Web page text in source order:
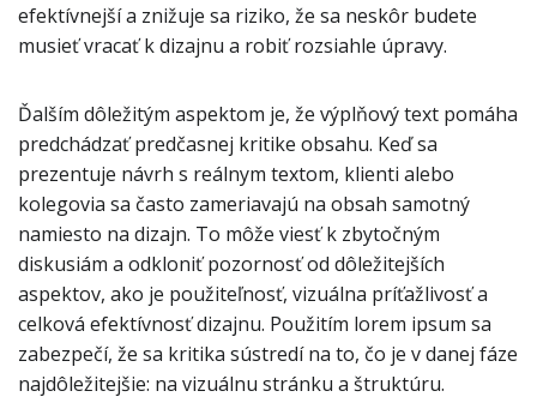
efektívnejší a znižuje sa riziko, že sa neskôr budete
musieť vracať k dizajnu a robiť rozsiahle úpravy.
Ďalším dôležitým aspektom je, že výplňový text pomáha
predchádzať predčasnej kritike obsahu. Keď sa
prezentuje návrh s reálnym textom, klienti alebo
kolegovia sa často zameriavajú na obsah samotný
namiesto na dizajn. To môže viesť k zbytočným
diskusiám a odkloniť pozornosť od dôležitejších
aspektov, ako je použiteľnosť, vizuálna príťažlivosť a
celková efektívnosť dizajnu. Použitím lorem ipsum sa
zabezpečí, že sa kritika sústredí na to, čo je v danej fáze
najdôležitejšie: na vizuálnu stránku a štruktúru.